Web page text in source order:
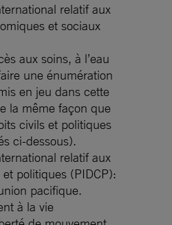
relatif aux
et sociaux
aux soins, à l’eau
une énumération
en jeu dans cette
la même façon que
civils et politiques
ci-dessous).
relatif aux
politiques (PIDCP):
pacifique.
à la vie